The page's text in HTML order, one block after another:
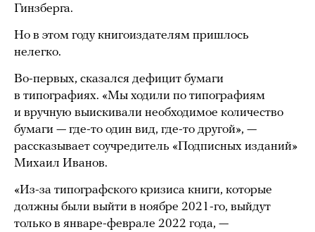
Гинзберга.
Но в этом году книгоиздателям пришлось
нелегко.
Во-первых, сказался дефицит бумаги
в типографиях. «Мы ходили по типографиям
и вручную выискивали необходимое количество
бумаги — где-то один вид, где-то другой», —
рассказывает соучредитель «Подписных изданий»
Михаил Иванов.
«Из-за типографского кризиса книги, которые
должны были выйти в ноябре 2021-го, выйдут
только в январе-феврале 2022 года, —